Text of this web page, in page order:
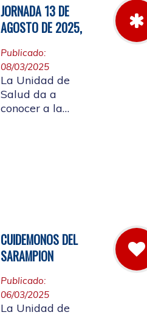
pautas para la
Audiencia Pública
de Rendición de
Cuentas año
k2025
JORNADA 13 DE
AGOSTO DE 2025,
Publicado:
08/03/2025
La Unidad de
Salud da a
conocer a la
habrá atención en
las instalaciones
de la entidad.
CUIDEMONOS DEL
SARAMPION
Publicado:
06/03/2025
La Unidad de